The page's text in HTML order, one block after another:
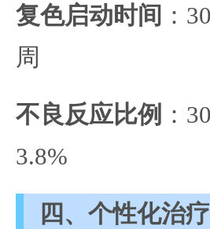
复色启动时间 ：
周
不良反应比例 ：
3.8%
四、个性化治